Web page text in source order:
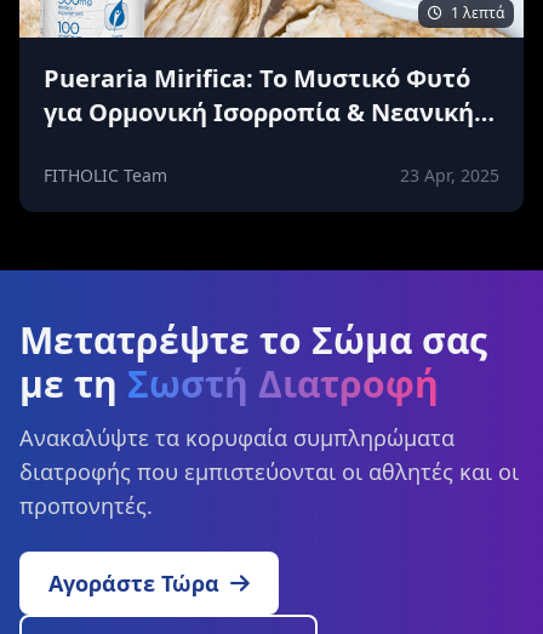
1 λεπτά
Pueraria Mirifica: Το Μυστικό Φυτό
για Ορμονική Ισορροπία & Νεανική
FITHOLIC Team 23 Apr, 2025
Μετατρέψτε το Σώμα σας
με τη Σωστή Διατροφή
Ανακαλύψτε τα κορυφαία συμπληρώματα
διατροφής που εμπιστεύονται οι αθλητές και οι
προπονητές.
Αγοράστε Τώρα